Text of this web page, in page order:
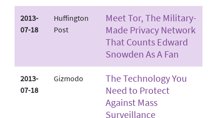
2013-
07-18
Huffington
Post
Meet Tor, The Military-
Made Privacy Network
That Counts Edward
Snowden As A Fan
2013-
07-18
Gizmodo
The Technology You
Need to Protect
Against Mass
Surveillance